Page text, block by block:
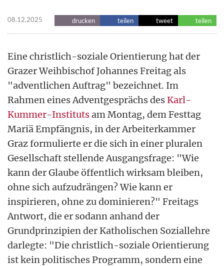
08.12.2025 drucken teilen tweet teilen
Eine christlich-soziale Orientierung hat der
Grazer Weihbischof Johannes Freitag als
"adventlichen Auftrag" bezeichnet. Im
Rahmen eines Adventgesprächs desKarl-
Kummer-Institutsam Montag, dem Festtag
Mariä Empfängnis, in der Arbeiterkammer
Graz formulierte er die sich in einer pluralen
Gesellschaft stellende Ausgangsfrage: "Wie
kann der Glaube öffentlich wirksam bleiben,
ohne sich aufzudrängen? Wie kann er
inspirieren, ohne zu dominieren?" Freitags
Antwort, die er sodann anhand der
Grundprinzipien der Katholischen Soziallehre
darlegte: "Die christlich-soziale Orientierung
ist kein politisches Programm, sondern eine